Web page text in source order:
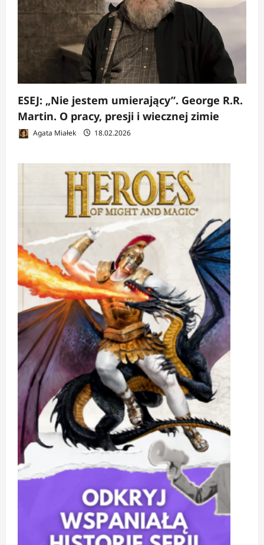
ESEJ: „Nie jestem umierający”. George R.R.
Martin. O pracy, presji i wiecznej zimie
Agata Miałek 18.02.2026